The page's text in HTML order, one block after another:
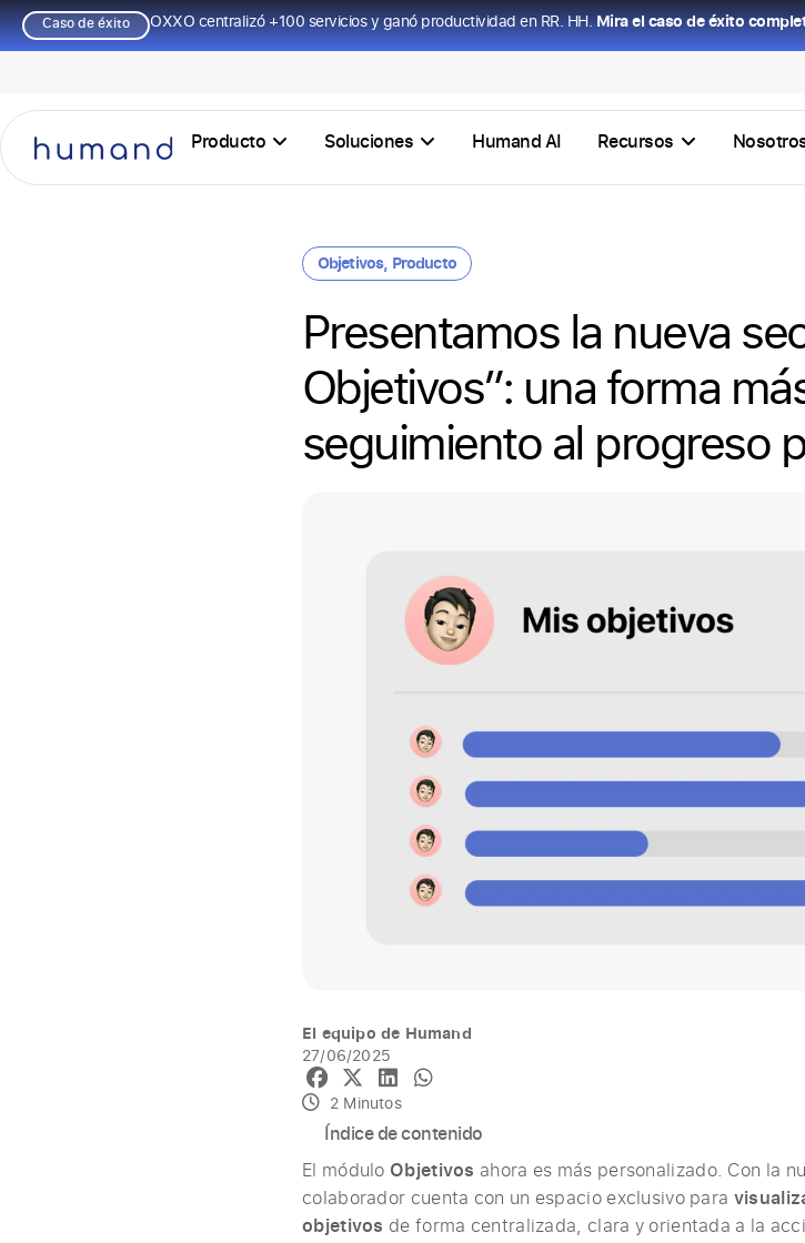
Caso de éxito OXXO centralizó +100 servicios y ganó productividad en RR. HH.Mira el caso de éxito
Producto Soluciones Humand AI Recursos
Objetivos, Producto
Presentamos la nueva
Objetivos”: una forma
seguimiento al progreso
El equipo de Humand
27/06/2025
2 Minutos
Índice de contenido
El módulo Objetivos ahora es más personalizado. Con la
colaborador cuenta con un espacio exclusivo para
objetivos de forma centralizada, clara y orientada a la